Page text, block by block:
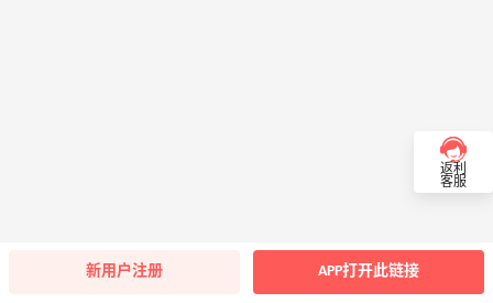
返利
客服
新用户注册 APP打开此链接